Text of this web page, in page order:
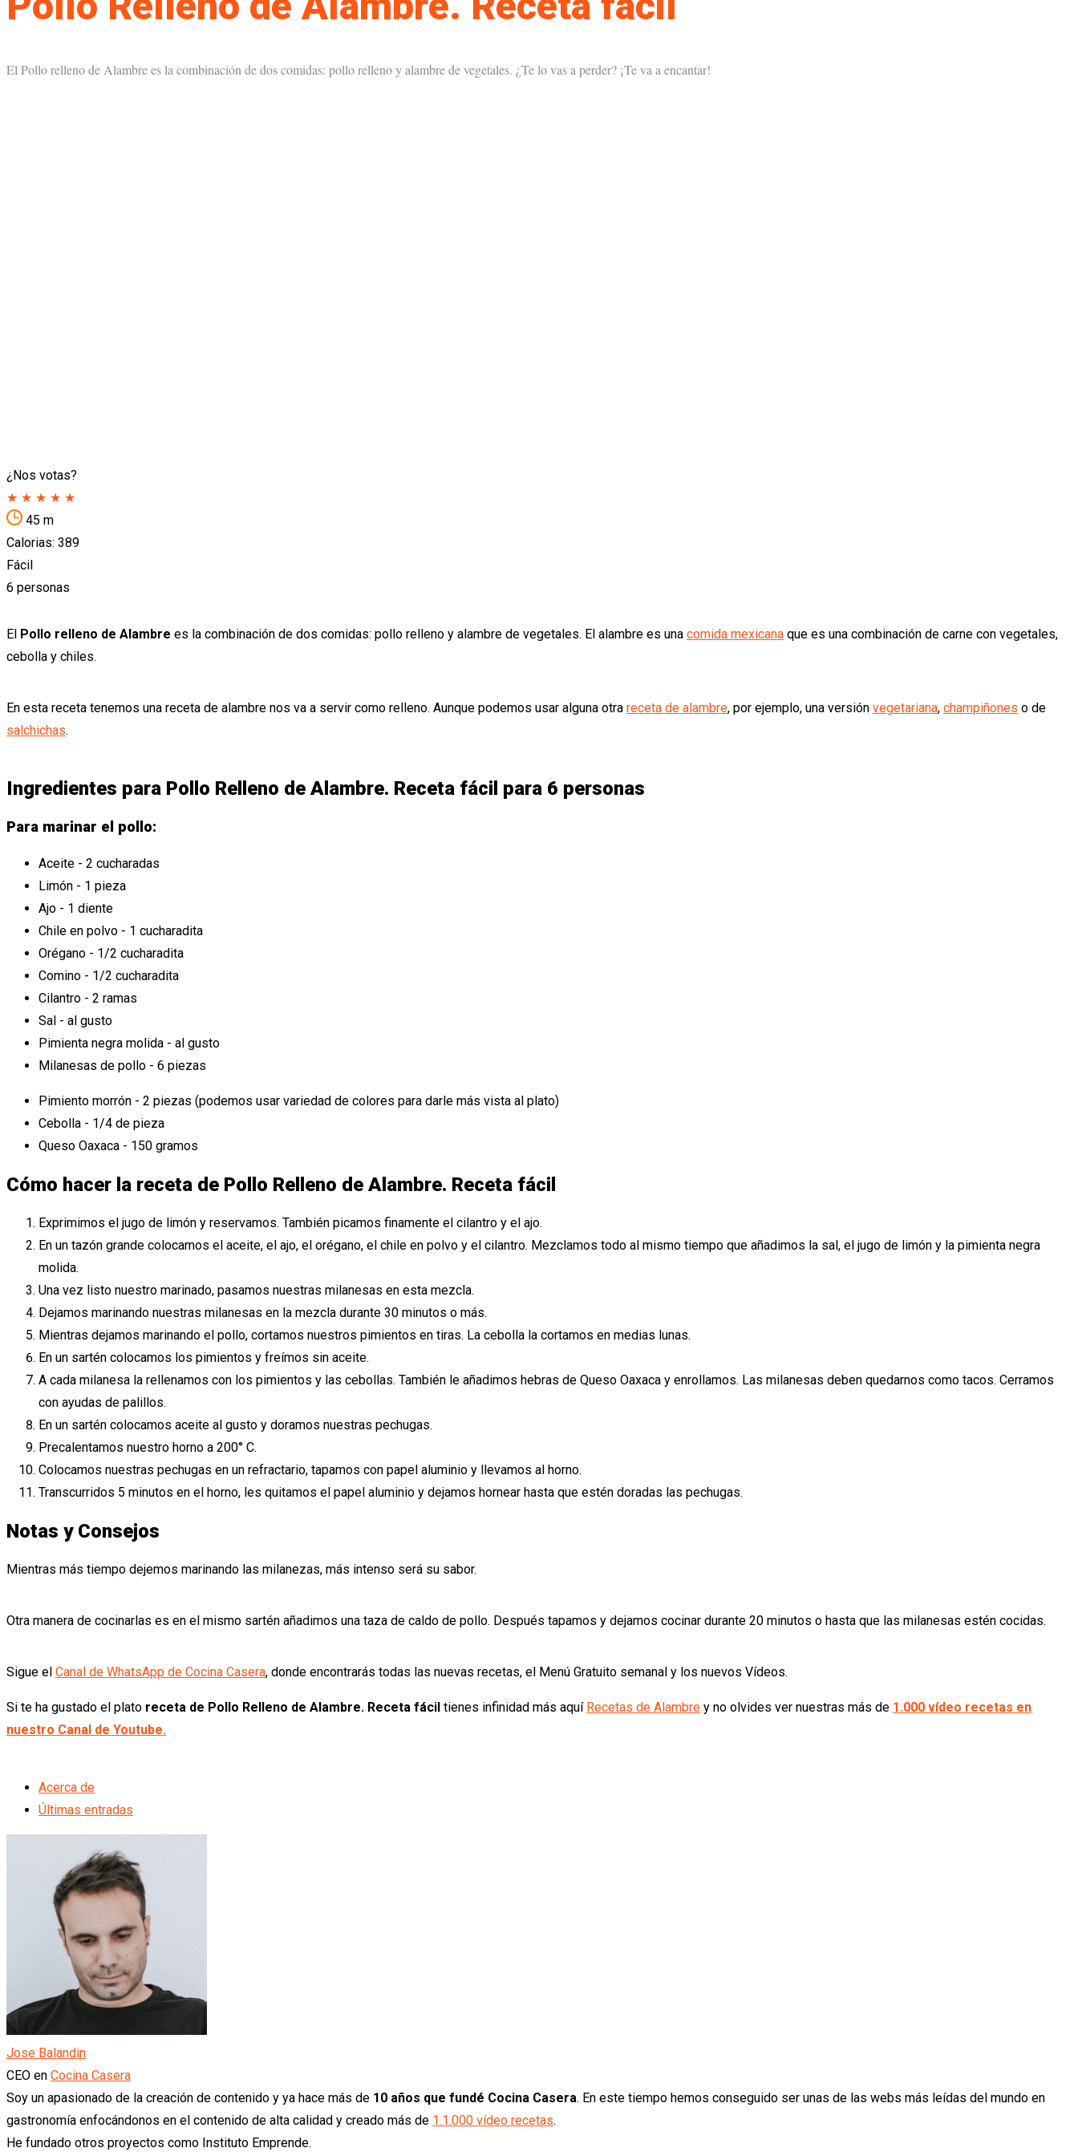
El Pollo relleno de Alambre es la combinación de dos comidas: pollo relleno y alambre de vegetales. ¿Te lo vas a perder? ¡Te va a encantar!
¿Nos votas?
★ ★ ★ ★ ★
45 m
Calorias: 389
Fácil
6 personas
El Pollo relleno de Alambre es la combinación de dos comidas: pollo relleno y alambre de vegetales. El alambre es una comida mexicana que es una combinación de carne con vegetales,
cebolla y chiles.
En esta receta tenemos una receta de alambre nos va a servir como relleno. Aunque podemos usar alguna otra receta de alambre, por ejemplo, una versión vegetariana, champiñones o de
salchichas.
Ingredientes para Pollo Relleno de Alambre. Receta fácil para 6 personas
Para marinar el pollo:
Aceite - 2 cucharadas
Limón - 1 pieza
Ajo - 1 diente
Chile en polvo - 1 cucharadita
Orégano - 1/2 cucharadita
Comino - 1/2 cucharadita
Cilantro - 2 ramas
Sal - al gusto
Pimienta negra molida - al gusto
Milanesas de pollo - 6 piezas
Pimiento morrón - 2 piezas (podemos usar variedad de colores para darle más vista al plato)
Cebolla - 1/4 de pieza
Queso Oaxaca - 150 gramos
Cómo hacer la receta de Pollo Relleno de Alambre. Receta fácil
Exprimimos el jugo de limón y reservamos. También picamos finamente el cilantro y el ajo.
En un tazón grande colocamos el aceite, el ajo, el orégano, el chile en polvo y el cilantro. Mezclamos todo al mismo tiempo que añadimos la sal, el jugo de limón y la pimienta negra
molida.
Una vez listo nuestro marinado, pasamos nuestras milanesas en esta mezcla.
Dejamos marinando nuestras milanesas en la mezcla durante 30 minutos o más.
Mientras dejamos marinando el pollo, cortamos nuestros pimientos en tiras. La cebolla la cortamos en medias lunas.
En un sartén colocamos los pimientos y freímos sin aceite.
A cada milanesa la rellenamos con los pimientos y las cebollas. También le añadimos hebras de Queso Oaxaca y enrollamos. Las milanesas deben quedarnos como tacos. Cerramos
con ayudas de palillos.
En un sartén colocamos aceite al gusto y doramos nuestras pechugas.
Precalentamos nuestro horno a 200° C.
Colocamos nuestras pechugas en un refractario, tapamos con papel aluminio y llevamos al horno.
Transcurridos 5 minutos en el horno, les quitamos el papel aluminio y dejamos hornear hasta que estén doradas las pechugas.
Notas y Consejos
Mientras más tiempo dejemos marinando las milanezas, más intenso será su sabor.
Otra manera de cocinarlas es en el mismo sartén añadimos una taza de caldo de pollo. Después tapamos y dejamos cocinar durante 20 minutos o hasta que las milanesas estén cocidas.
Sigue el Canal de WhatsApp de Cocina Casera, donde encontrarás todas las nuevas recetas, el Menú Gratuito semanal y los nuevos Vídeos.
Si te ha gustado el plato receta de Pollo Relleno de Alambre. Receta fácil tienes infinidad más aquí Recetas de Alambre y no olvides ver nuestras más de 1.000 vídeo recetas en
nuestro Canal de Youtube.
Acerca de
Últimas entradas
Jose Balandin
CEO en Cocina Casera
Soy un apasionado de la creación de contenido y ya hace más de 10 años que fundé Cocina Casera. En este tiempo hemos conseguido ser unas de las webs más leídas del mundo en
gastronomía enfocándonos en el contenido de alta calidad y creado más de 1.1.000 vídeo recetas.
He fundado otros proyectos como Instituto Emprende.